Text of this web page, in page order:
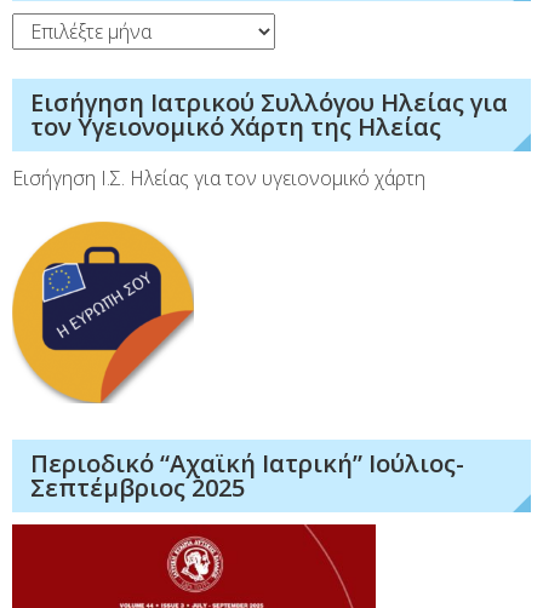
Ιστορικό
Εισήγηση Ιατρικού Συλλόγου Ηλείας για
τον Υγειονομικό Χάρτη της Ηλείας
Εισήγηση Ι.Σ. Ηλείας για τον υγειονομικό χάρτη
Περιοδικό “Αχαϊκή Ιατρική” Ιούλιος-
Σεπτέμβριος 2025